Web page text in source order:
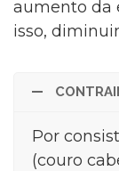
aumento da
isso,
Por
(couro